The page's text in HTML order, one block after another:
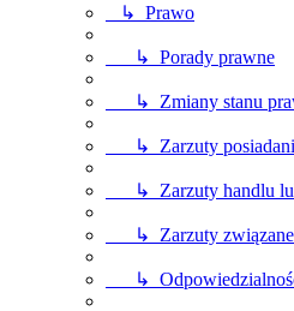
↳ Prawo
↳ Porady prawne
↳ Zmiany stanu
↳ Zarzuty
↳ Zarzuty handlu lub
↳ Zarzuty związane
↳ Odpowiedzialność